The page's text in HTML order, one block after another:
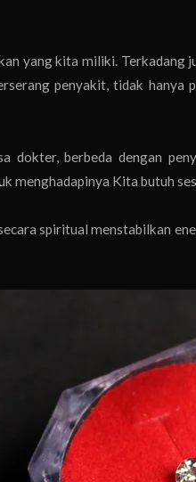
yang kita miliki. Terkadang
penyakit, tidak hanya
berbeda dengan
menghadapinya Kita butuh
spiritual menstabilkan